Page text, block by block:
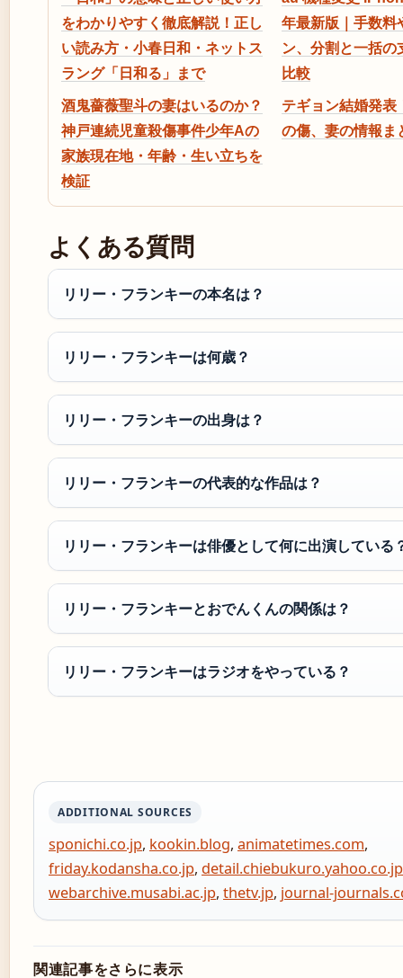
をわかりやすく徹底解説！正し
い読み方・小春日和・ネットス
ラング「日和る」まで
年最新版｜手数料
ン、分割と一括の
比較
酒鬼薔薇聖斗の妻はいるのか？
神戸連続児童殺傷事件少年Aの
家族現在地・年齢・生い立ちを
検証
テギョン結婚発表
の傷、妻の情報ま
よくある質問
リリー・フランキーの本名は？
リリー・フランキーは何歳？
リリー・フランキーの出身は？
リリー・フランキーの代表的な作品は？
リリー・フランキーは俳優として何に出演している
リリー・フランキーとおでんくんの関係は？
リリー・フランキーはラジオをやっている？
ADDITIONAL SOURCES
sponichi.co.jp, kookin.blog, animatetimes.com,
friday.kodansha.co.jp, detail.chiebukuro.yahoo.co.jp
webarchive.musabi.ac.jp, thetv.jp, journal-
関連記事をさらに表示